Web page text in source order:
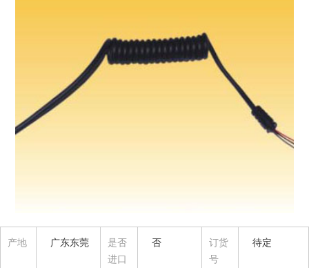
产地 广东东莞
是否
进口
否
订货
号
待定